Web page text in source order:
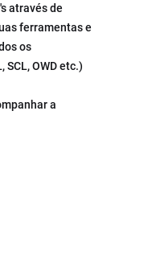
através de
ferramentas e
os
OWD etc.)
a